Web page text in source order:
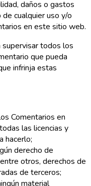
daños o gastos
cualquier uso y/o
en este sitio web.
todos los
que pueda
infrinja estas
Comentarios en
las licencias y
hacerlo;
derecho de
otros, derechos de
de terceros;
material